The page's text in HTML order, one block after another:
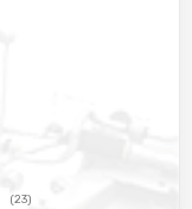
(23)